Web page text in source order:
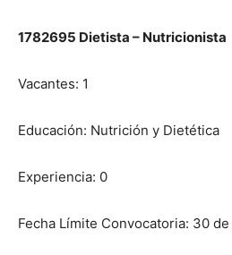
1782695 Dietista – Nutricionista
Vacantes: 1
Educación: Nutrición y Dietética
Experiencia: 0
Fecha Límite Convocatoria: 30